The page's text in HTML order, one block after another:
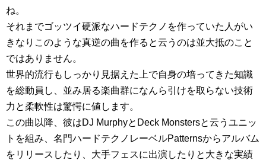
ね。
それまでゴッツイ硬派なハードテクノを作っていた人がい
きなりこのような真逆の曲を作ると云うのは並大抵のこと
ではありません。
世界的流行もしっかり見据えた上で自身の培ってきた知識
を総動員し、並み居る楽曲群になんら引けを取らない技術
力と柔軟性は驚愕に値します。
この曲以降、彼はDJ MurphyとDeck Monstersと云うユニッ
トを組み、名門ハードテクノレーベルPatternsからアルバム
をリリースしたり、大手フェスに出演したりと大きな実績